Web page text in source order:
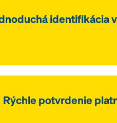
identifikácia
Rýchle potvrdenie